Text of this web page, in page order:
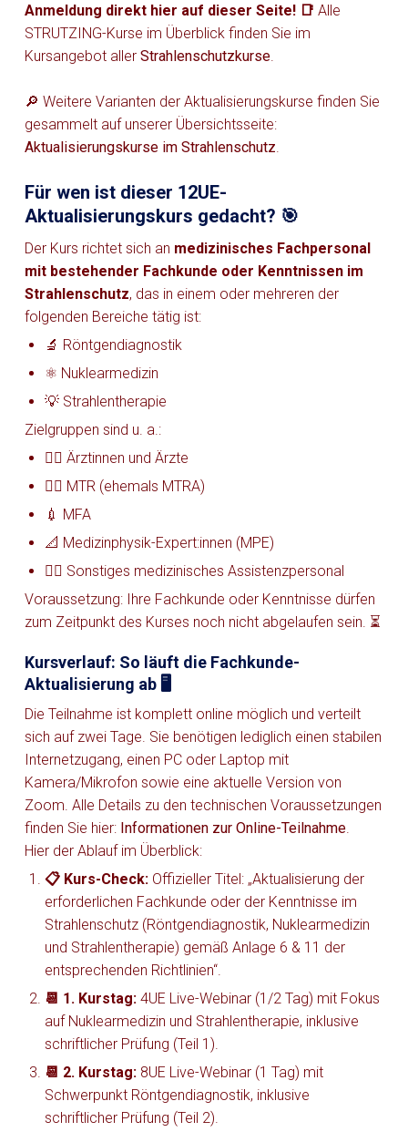
Anmeldung direkt hier auf dieser Seite! 📑 Alle
STRUTZING-Kurse im Überblick finden Sie im
Kursangebot aller Strahlenschutzkurse
🔎 Weitere Varianten der Aktualisierungskurse finden Sie
gesammelt auf unserer Übersichtsseite:
Aktualisierungskurse im Strahlenschutz
Für wen ist dieser 12UE-
Aktualisierungskurs gedacht? 🎯
Der Kurs richtet sich an medizinisches Fachpersonal
mit bestehender Fachkunde oder Kenntnissen im
Strahlenschutz, das in einem oder mehreren der
folgenden Bereiche tätig ist:
🔬 Röntgendiagnostik
⚛️ Nuklearmedizin
💡 Strahlentherapie
Zielgruppen sind u. a.:
👩‍⚕️ Ärztinnen und Ärzte
🧑‍⚕️ MTR (ehemals MTRA)
💉 MFA
📐 Medizinphysik-Expert:innen (MPE)
👨‍⚕️ Sonstiges medizinisches Assistenzpersonal
Voraussetzung: Ihre Fachkunde oder Kenntnisse dürfen
zum Zeitpunkt des Kurses noch nicht abgelaufen sein. ⏳
Kursverlauf: So läuft die Fachkunde-
Aktualisierung ab 🖥️
Die Teilnahme ist komplett online möglich und verteilt
sich auf zwei Tage. Sie benötigen lediglich einen stabilen
Internetzugang, einen PC oder Laptop mit
Kamera/Mikrofon sowie eine aktuelle Version von
Zoom. Alle Details zu den technischen Voraussetzungen
finden Sie hier: Informationen zur Online-Teilnahme
Hier der Ablauf im Überblick:
📋 Kurs-Check: Offizieller Titel: „Aktualisierung der
erforderlichen Fachkunde oder der Kenntnisse im
Strahlenschutz (Röntgendiagnostik, Nuklearmedizin
und Strahlentherapie) gemäß Anlage 6 & 11 der
entsprechenden Richtlinien“.
📆 1. Kurstag: 4UE Live-Webinar (1/2 Tag) mit Fokus
auf Nuklearmedizin und Strahlentherapie, inklusive
schriftlicher Prüfung (Teil 1).
📆 2. Kurstag: 8UE Live-Webinar (1 Tag) mit
Schwerpunkt Röntgendiagnostik, inklusive
schriftlicher Prüfung (Teil 2).